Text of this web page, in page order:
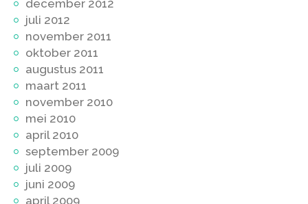
december 2012
juli 2012
november 2011
oktober 2011
augustus 2011
maart 2011
november 2010
mei 2010
april 2010
september 2009
juli 2009
juni 2009
april 2009